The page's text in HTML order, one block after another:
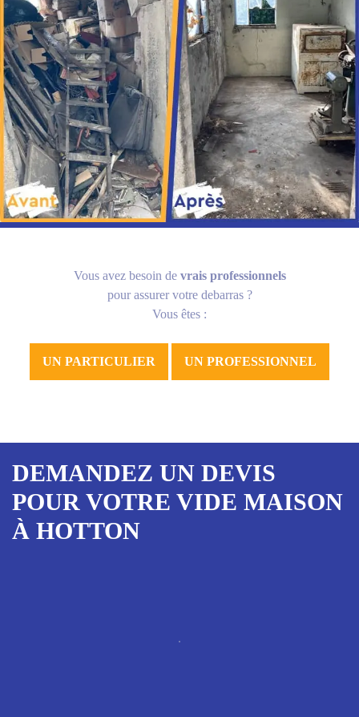
Vous avez besoin de vrais professionnels
pour assurer votre debarras ?
Vous êtes :
UN PARTICULIER UN PROFESSIONNEL
DEMANDEZ UN DEVIS
POUR VOTRE VIDE MAISON
À HOTTON